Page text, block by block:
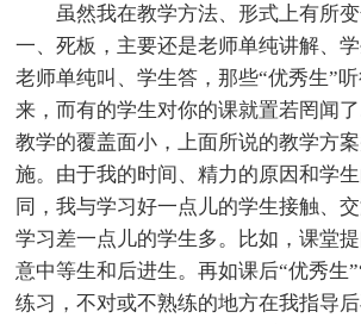
虽然我在教学方法、形式上有所
一、死板，主要还是老师单纯讲解、
老师单纯叫、学生答，那些“优秀生”
来，而有的学生对你的课就置若罔闻
教学的覆盖面小，上面所说的教学方
施。由于我的时间、精力的原因和学
同，我与学习好一点儿的学生接触、
学习差一点儿的学生多。比如，课堂
意中等生和后进生。再如课后“优秀生
练习，不对或不熟练的地方在我指导